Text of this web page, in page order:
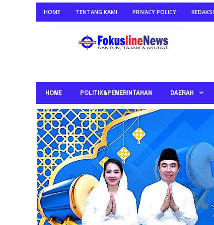
HOME TENTANG KAMI PRIVACY POLICY REDAKSI
HOME POLITIK&PEMERINTAHAN DAERAH